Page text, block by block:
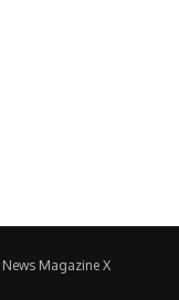
News Magazine X